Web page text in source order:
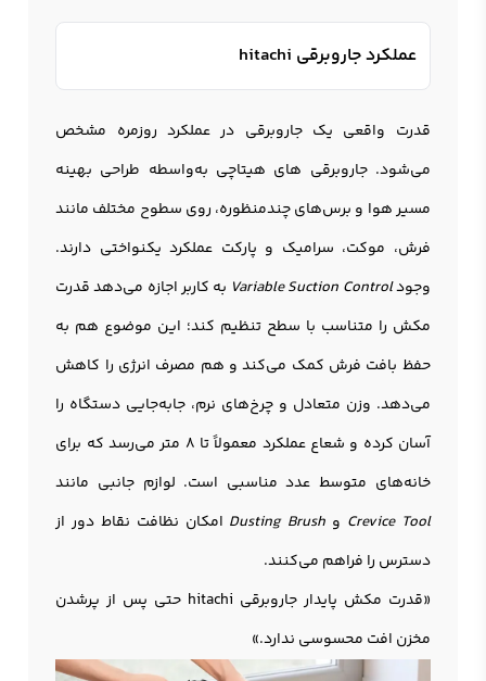
عملکرد جاروبرقی hitachi
قدرت واقعی یک جاروبرقی در عملکرد روزمره مشخص
می‌شود. جاروبرقی های هیتاچی به‌واسطه طراحی بهینه
مسیر هوا و برس‌های چندمنظوره، روی سطوح مختلف مانند
فرش، موکت، سرامیک و پارکت عملکرد یکنواختی دارند.
وجودVariable Suction Control به کاربر اجازه می‌دهد قدرت
مکش را متناسب با سطح تنظیم کند؛ این موضوع هم به
حفظ بافت فرش کمک می‌کند و هم مصرف انرژی را کاهش
می‌دهد. وزن متعادل و چرخ‌های نرم، جابه‌جایی دستگاه را
آسان کرده و شعاع عملکرد معمولاً تا 8 متر می‌رسد که برای
خانه‌های متوسط عدد مناسبی است. لوازم جانبی مانند
Crevice Tool و Dusting Brush امکان نظافت نقاط دور از
دسترس را فراهم می‌کنند.
«قدرت مکش پایدار جاروبرقی hitachi حتی پس از پرشدن
مخزن افت محسوسی ندارد.»